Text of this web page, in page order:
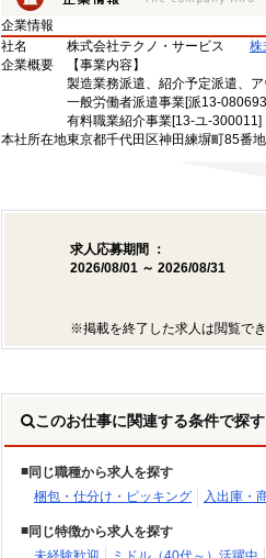
企業情報
社名
株式会社テクノ・サービス
株
企業概要
【事業内容】
製造業務派遣、紹介予定派遣、
一般労働者派遣事業[派13-
有料職業紹介事業[13-ユ-300011]
本社所在地東京都千代田区神田練塀町85番
求人応募期間 ：
2026/08/01 ～ 2026/08/31
※掲載を終了した求人は閲覧で
このお仕事に関連する条件で探す
同じ職種から求人を探す
梱包・仕分け・ピッキング
入出庫・
同じ特徴から求人を探す